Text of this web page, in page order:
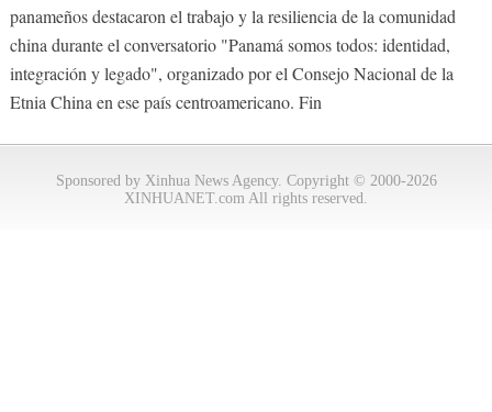
panameños destacaron el trabajo y la resiliencia de la comunidad
china durante el conversatorio "Panamá somos todos: identidad,
integración y legado", organizado por el Consejo Nacional de la
Etnia China en ese país centroamericano. Fin
Sponsored by Xinhua News Agency. Copyright © 2000-2026
XINHUANET.com All rights reserved.